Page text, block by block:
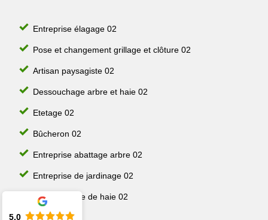
Entreprise élagage 02
Pose et changement grillage et clôture 02
Artisan paysagiste 02
Dessouchage arbre et haie 02
Etetage 02
Bûcheron 02
Entreprise abattage arbre 02
Entreprise de jardinage 02
Jardinier taille de haie 02
5.0